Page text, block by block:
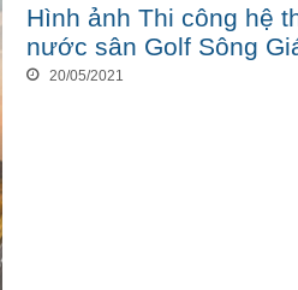
Hình ảnh Thi công hệ
nước sân Golf Sông
20/05/2021